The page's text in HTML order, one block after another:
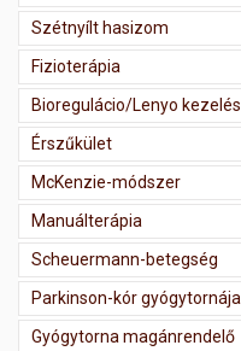
Szétnyílt hasizom
Fizioterápia
Bioregulácio/Lenyo kezelés
Érszűkület
McKenzie-módszer
Manuálterápia
Scheuermann-betegség
Parkinson-kór gyógytornája
Gyógytorna magánrendelő